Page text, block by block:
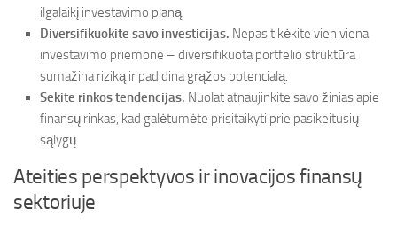
ilgalaikį investavimo planą.
Diversifikuokite savo investicijas. Nepasitikėkite vien viena
investavimo priemone – diversifikuota portfelio struktūra
sumažina riziką ir padidina grąžos potencialą.
Sekite rinkos tendencijas. Nuolat atnaujinkite savo žinias apie
finansų rinkas, kad galėtumėte prisitaikyti prie pasikeitusių
sąlygų.
Ateities perspektyvos ir inovacijos finansų
sektoriuje